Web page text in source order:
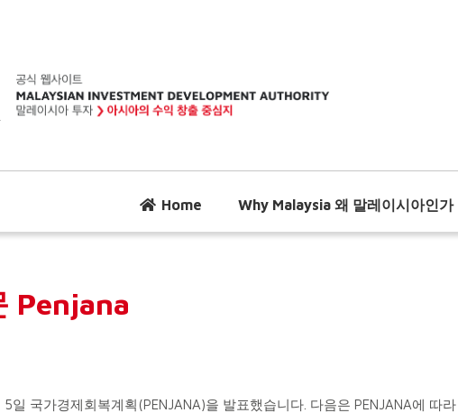
Home Why Malaysia 왜 말레이시아인가
Penjana
일 국가경제회복계획(PENJANA)을 발표했습니다. 다음은 PENJANA에 따